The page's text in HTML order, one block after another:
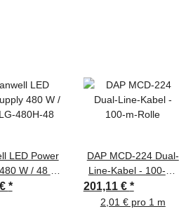
LED Power
W / 48 V
48
*
DAP MCD-224 Dual-
Line-Kabel - 100-m-
Rolle
201,11 € *
2,01 € pro 1 m